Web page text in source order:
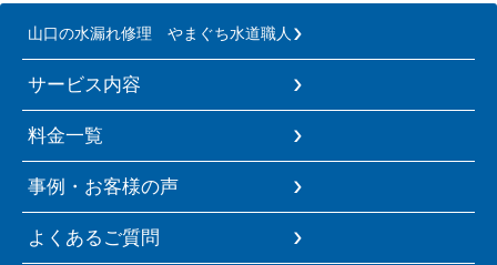
山口の水漏れ修理 やまぐち水道職人
サービス内容
料金一覧
事例・お客様の声
よくあるご質問